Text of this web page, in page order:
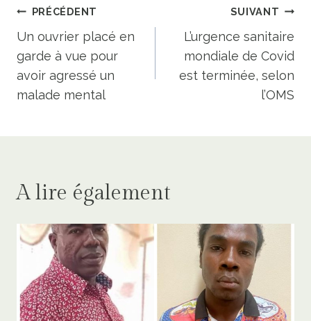
Navigation
de
l’article
PRÉCÉDENT
Un ouvrier placé en
garde à vue pour
avoir agressé un
malade mental
SUIVANT
L’urgence sanitaire
mondiale de Covid
est terminée, selon
l’OMS
A lire également